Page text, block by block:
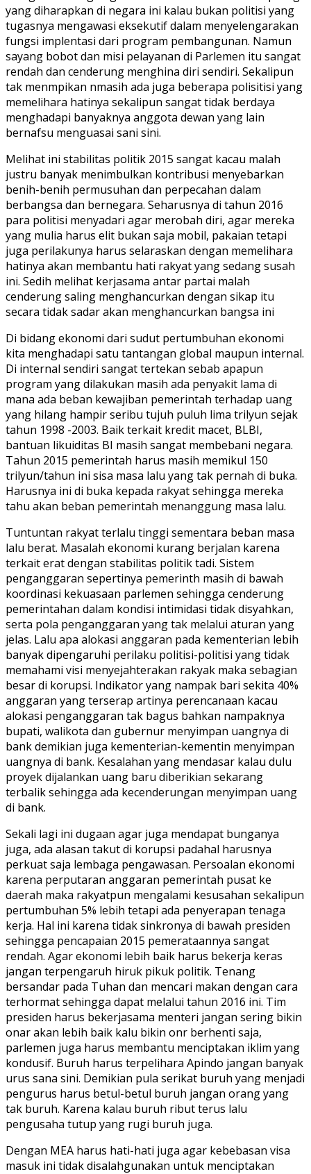
yang diharapkan di negara ini kalau bukan politisi yang
tugasnya mengawasi eksekutif dalam menyelengarakan
fungsi implentasi dari program pembangunan. Namun
sayang bobot dan misi pelayanan di Parlemen itu sangat
rendah dan cenderung menghina diri sendiri. Sekalipun
tak menmpikan nmasih ada juga beberapa polisitisi yang
memelihara hatinya sekalipun sangat tidak berdaya
menghadapi banyaknya anggota dewan yang lain
bernafsu menguasai sani sini.
Melihat ini stabilitas politik 2015 sangat kacau malah
justru banyak menimbulkan kontribusi menyebarkan
benih-benih permusuhan dan perpecahan dalam
berbangsa dan bernegara. Seharusnya di tahun 2016
para politisi menyadari agar merobah diri, agar mereka
yang mulia harus elit bukan saja mobil, pakaian tetapi
juga perilakunya harus selaraskan dengan memelihara
hatinya akan membantu hati rakyat yang sedang susah
ini. Sedih melihat kerjasama antar partai malah
cenderung saling menghancurkan dengan sikap itu
secara tidak sadar akan menghancurkan bangsa ini
Di bidang ekonomi dari sudut pertumbuhan ekonomi
kita menghadapi satu tantangan global maupun internal.
Di internal sendiri sangat tertekan sebab apapun
program yang dilakukan masih ada penyakit lama di
mana ada beban kewajiban pemerintah terhadap uang
yang hilang hampir seribu tujuh puluh lima trilyun sejak
tahun 1998 -2003. Baik terkait kredit macet, BLBI,
bantuan likuiditas BI masih sangat membebani negara.
Tahun 2015 pemerintah harus masih memikul 150
trilyun/tahun ini sisa masa lalu yang tak pernah di buka.
Harusnya ini di buka kepada rakyat sehingga mereka
tahu akan beban pemerintah menanggung masa lalu.
Tuntuntan rakyat terlalu tinggi sementara beban masa
lalu berat. Masalah ekonomi kurang berjalan karena
terkait erat dengan stabilitas politik tadi. Sistem
penganggaran sepertinya pemerinth masih di bawah
koordinasi kekuasaan parlemen sehingga cenderung
pemerintahan dalam kondisi intimidasi tidak disyahkan,
serta pola penganggaran yang tak melalui aturan yang
jelas. Lalu apa alokasi anggaran pada kementerian lebih
banyak dipengaruhi perilaku politisi-politisi yang tidak
memahami visi menyejahterakan rakyak maka sebagian
besar di korupsi. Indikator yang nampak bari sekita 40%
anggaran yang terserap artinya perencanaan kacau
alokasi penganggaran tak bagus bahkan nampaknya
bupati, walikota dan gubernur menyimpan uangnya di
bank demikian juga kementerian-kementin menyimpan
uangnya di bank. Kesalahan yang mendasar kalau dulu
proyek dijalankan uang baru diberikian sekarang
terbalik sehingga ada kecenderungan menyimpan uang
di bank.
Sekali lagi ini dugaan agar juga mendapat bunganya
juga, ada alasan takut di korupsi padahal harusnya
perkuat saja lembaga pengawasan. Persoalan ekonomi
karena perputaran anggaran pemerintah pusat ke
daerah maka rakyatpun mengalami kesusahan sekalipun
pertumbuhan 5% lebih tetapi ada penyerapan tenaga
kerja. Hal ini karena tidak sinkronya di bawah presiden
sehingga pencapaian 2015 pemerataannya sangat
rendah. Agar ekonomi lebih baik harus bekerja keras
jangan terpengaruh hiruk pikuk politik. Tenang
bersandar pada Tuhan dan mencari makan dengan cara
terhormat sehingga dapat melalui tahun 2016 ini. Tim
presiden harus bekerjasama menteri jangan sering bikin
onar akan lebih baik kalu bikin onr berhenti saja,
parlemen juga harus membantu menciptakan iklim yang
kondusif. Buruh harus terpelihara Apindo jangan banyak
urus sana sini. Demikian pula serikat buruh yang menjadi
pengurus harus betul-betul buruh jangan orang yang
tak buruh. Karena kalau buruh ribut terus lalu
pengusaha tutup yang rugi buruh juga.
Dengan MEA harus hati-hati juga agar kebebasan visa
masuk ini tidak disalahgunakan untuk menciptakan